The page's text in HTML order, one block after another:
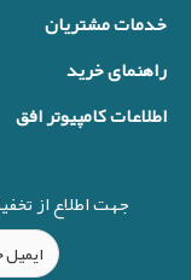
خدمات مشتریان
راهنمای خرید
اطلاعات کامپیوتر افق
جهت اطلاع از